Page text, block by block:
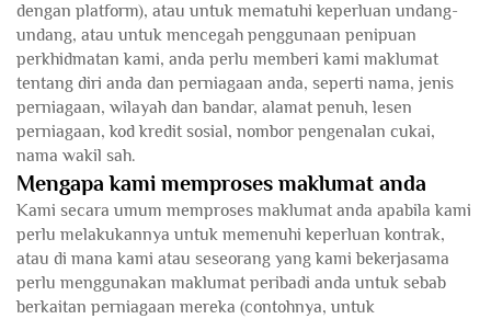
dengan platform), atau untuk mematuhi keperluan undang-
undang, atau untuk mencegah penggunaan penipuan
perkhidmatan kami, anda perlu memberi kami maklumat
tentang diri anda dan perniagaan anda, seperti nama, jenis
perniagaan, wilayah dan bandar, alamat penuh, lesen
perniagaan, kod kredit sosial, nombor pengenalan cukai,
nama wakil sah.
Mengapa kami memproses maklumat anda
Kami secara umum memproses maklumat anda apabila kami
perlu melakukannya untuk memenuhi keperluan kontrak,
atau di mana kami atau seseorang yang kami bekerjasama
perlu menggunakan maklumat peribadi anda untuk sebab
berkaitan perniagaan mereka (contohnya, untuk